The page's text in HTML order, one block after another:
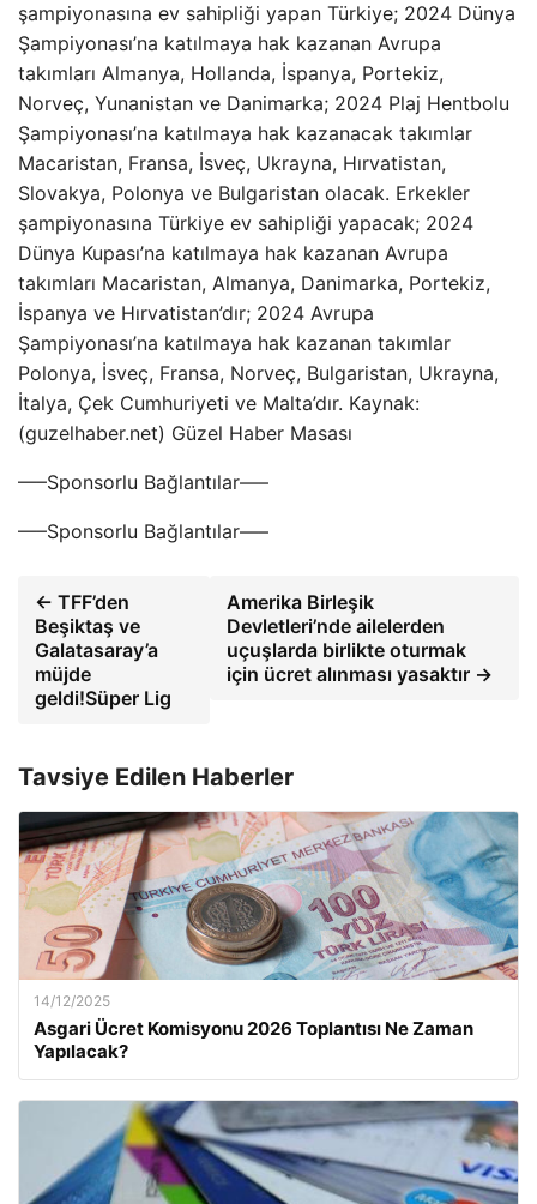
şampiyonasına ev sahipliği yapan Türkiye; 2024 Dünya
Şampiyonası’na katılmaya hak kazanan Avrupa
takımları Almanya, Hollanda, İspanya, Portekiz,
Norveç, Yunanistan ve Danimarka; 2024 Plaj Hentbolu
Şampiyonası’na katılmaya hak kazanacak takımlar
Macaristan, Fransa, İsveç, Ukrayna, Hırvatistan,
Slovakya, Polonya ve Bulgaristan olacak. Erkekler
şampiyonasına Türkiye ev sahipliği yapacak; 2024
Dünya Kupası’na katılmaya hak kazanan Avrupa
takımları Macaristan, Almanya, Danimarka, Portekiz,
İspanya ve Hırvatistan’dır; 2024 Avrupa
Şampiyonası’na katılmaya hak kazanan takımlar
Polonya, İsveç, Fransa, Norveç, Bulgaristan, Ukrayna,
İtalya, Çek Cumhuriyeti ve Malta’dır. Kaynak:
(guzelhaber.net) Güzel Haber Masası
—–Sponsorlu Bağlantılar—–
—–Sponsorlu Bağlantılar—–
← TFF’den
Beşiktaş ve
Galatasaray’a
müjde
geldi!Süper Lig
Amerika Birleşik
Devletleri’nde ailelerden
uçuşlarda birlikte oturmak
için ücret alınması yasaktır →
Tavsiye Edilen Haberler
14/12/2025
Asgari Ücret Komisyonu 2026 Toplantısı Ne Zaman
Yapılacak?